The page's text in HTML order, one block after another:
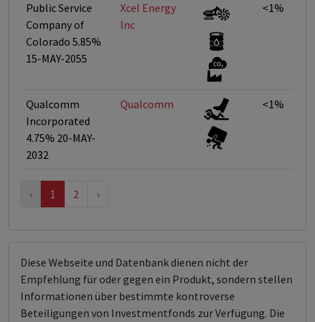
Public Service
Company of
Colorado 5.85%
15-MAY-2055
Xcel Energy
Inc
<1%
Qualcomm
Incorporated
4.75% 20-MAY-
2032
Qualcomm <1%
‹ 1 2 ›
Diese Webseite und Datenbank dienen nicht der
Empfehlung für oder gegen ein Produkt, sondern stellen
Informationen über bestimmte kontroverse
Beteiligungen von Investmentfonds zur Verfügung. Die